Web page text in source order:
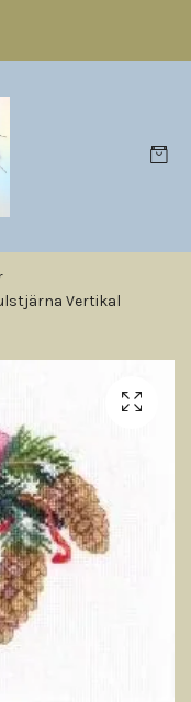
Vertikal